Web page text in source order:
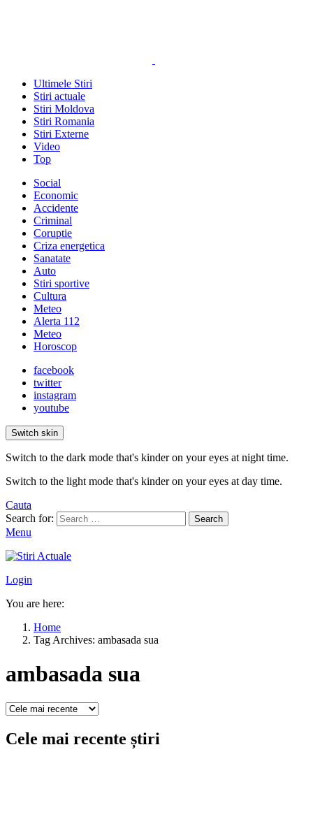
Ultimele Stiri
Stiri actuale
Stiri Moldova
Stiri Romania
Stiri Externe
Video
Top
Social
Economic
Accidente
Criminal
Coruptie
Criza energetica
Sanatate
Auto
Stiri sportive
Cultura
Meteo
Alerta 112
Meteo
Horoscop
facebook
twitter
instagram
youtube
Switch skin
Switch to the dark mode that's kinder on your eyes at night time.
Switch to the light mode that's kinder on your eyes at day time.
Cauta
Search for:
Search
Menu
Login
You are here:
Home
Tag Archives: ambasada sua
ambasada sua
Cele mai recente știri